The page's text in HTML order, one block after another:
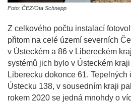
Foto: ČEZ/Ota Schnepp
Z celkového počtu instalací
přitom na celé území severních
v Ústeckém a 86 v Libereckém
systémů jich bylo v Ústeckém
Liberecku dokonce 61.
Ústecku 138, v sousedním kraji
rokem 2020 se jedná mnohdy o